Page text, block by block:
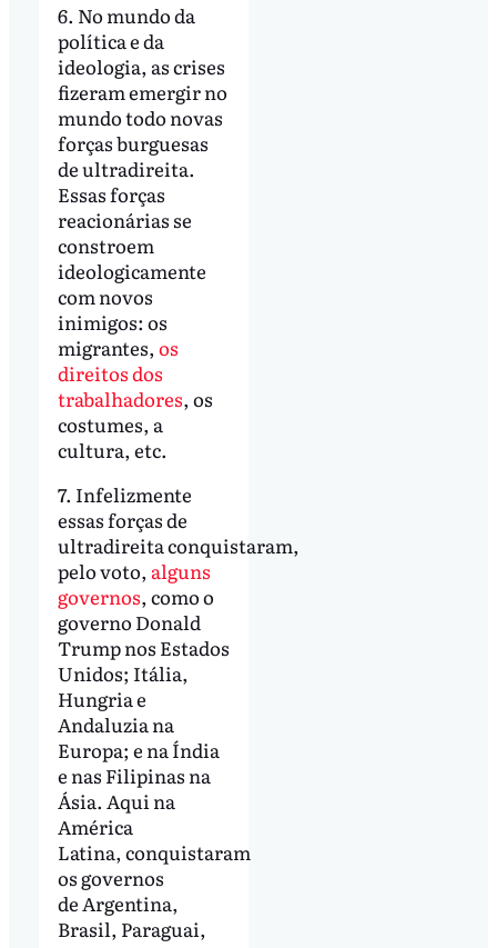
6. No mundo da
política e da
ideologia, as crises
fizeram emergir no
mundo todo novas
forças burguesas
de ultradireita.
Essas forças
reacionárias se
constroem
ideologicamente
com novos
inimigos: os
migrantes, os
direitos dos
trabalhadores, os
costumes, a
cultura, etc.
7. Infelizmente
essas forças de
ultradireita conquistaram,
pelo voto, alguns
governos, como o
governo Donald
Trump nos Estados
Unidos; Itália,
Hungria e
Andaluzia na
Europa; e na Índia
e nas Filipinas na
Ásia. Aqui na
América
Latina, conquistaram
os governos
de Argentina,
Brasil, Paraguai,